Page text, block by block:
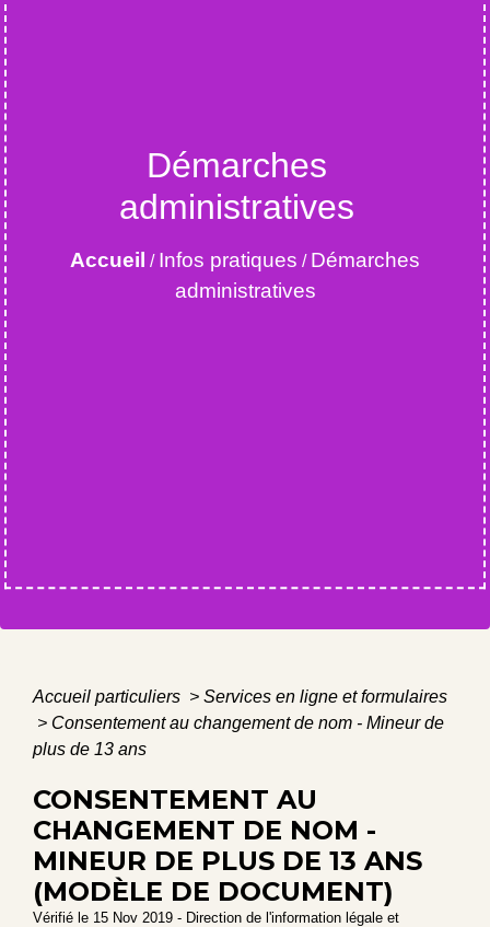
Démarches
administratives
Accueil / Infos pratiques / Démarches
administratives
Accueil particuliers > Services en ligne et formulaires
> Consentement au changement de nom - Mineur de
plus de 13 ans
CONSENTEMENT AU
CHANGEMENT DE NOM -
MINEUR DE PLUS DE 13 ANS
(MODÈLE DE DOCUMENT)
Vérifié le 15 Nov 2019 - Direction de l'information légale et